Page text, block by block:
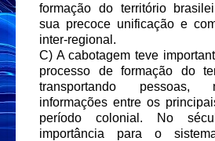
formação do território
sua precoce unificação e
inter-regional.
C) A cabotagem teve
processo de formação do
transportando pessoas,
informações entre os
período colonial. No
importância para o